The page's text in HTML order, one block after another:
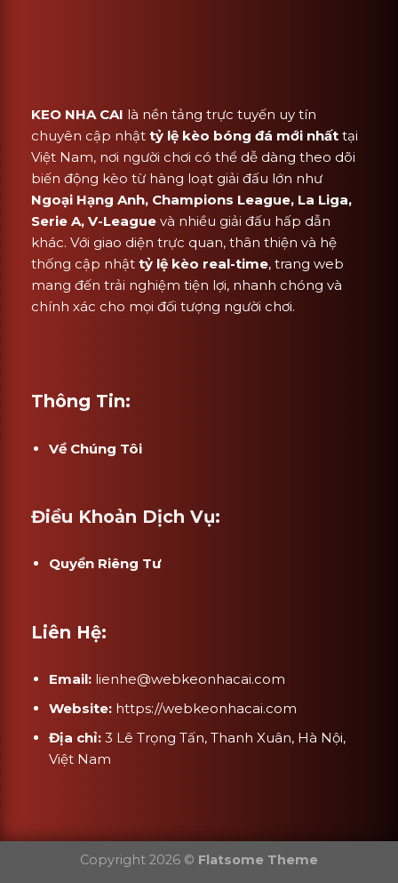
KEO NHA CAI là nền tảng trực tuyến uy tín
chuyên cập nhật tỷ lệ kèo bóng đá mới nhất tại
Việt Nam, nơi người chơi có thể dễ dàng theo dõi
biến động kèo từ hàng loạt giải đấu lớn như
Ngoại Hạng Anh, Champions League, La Liga,
Serie A, V-League và nhiều giải đấu hấp dẫn
khác. Với giao diện trực quan, thân thiện và hệ
thống cập nhật tỷ lệ kèo real-time, trang web
mang đến trải nghiệm tiện lợi, nhanh chóng và
chính xác cho mọi đối tượng người chơi.
Thông Tin:
Về Chúng Tôi
Điều Khoản Dịch Vụ:
Quyền Riêng Tư
Liên Hệ:
Email: lienhe@webkeonhacai.com
Website: https://webkeonhacai.com
Địa chỉ:3 Lê Trọng Tấn, Thanh Xuân, Hà Nội,
Việt Nam
Copyright 2026 © Flatsome Theme